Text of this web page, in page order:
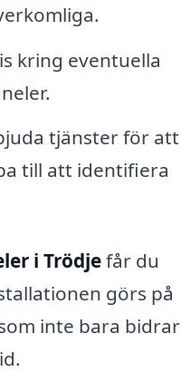
kring eventuella
tjänster för att
till att identifiera
i Trödjefår du
görs på
inte bara bidrar